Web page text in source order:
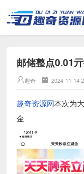
邮储整点0.01
趣奇 2024-11-14
趣奇资源网本次为
金